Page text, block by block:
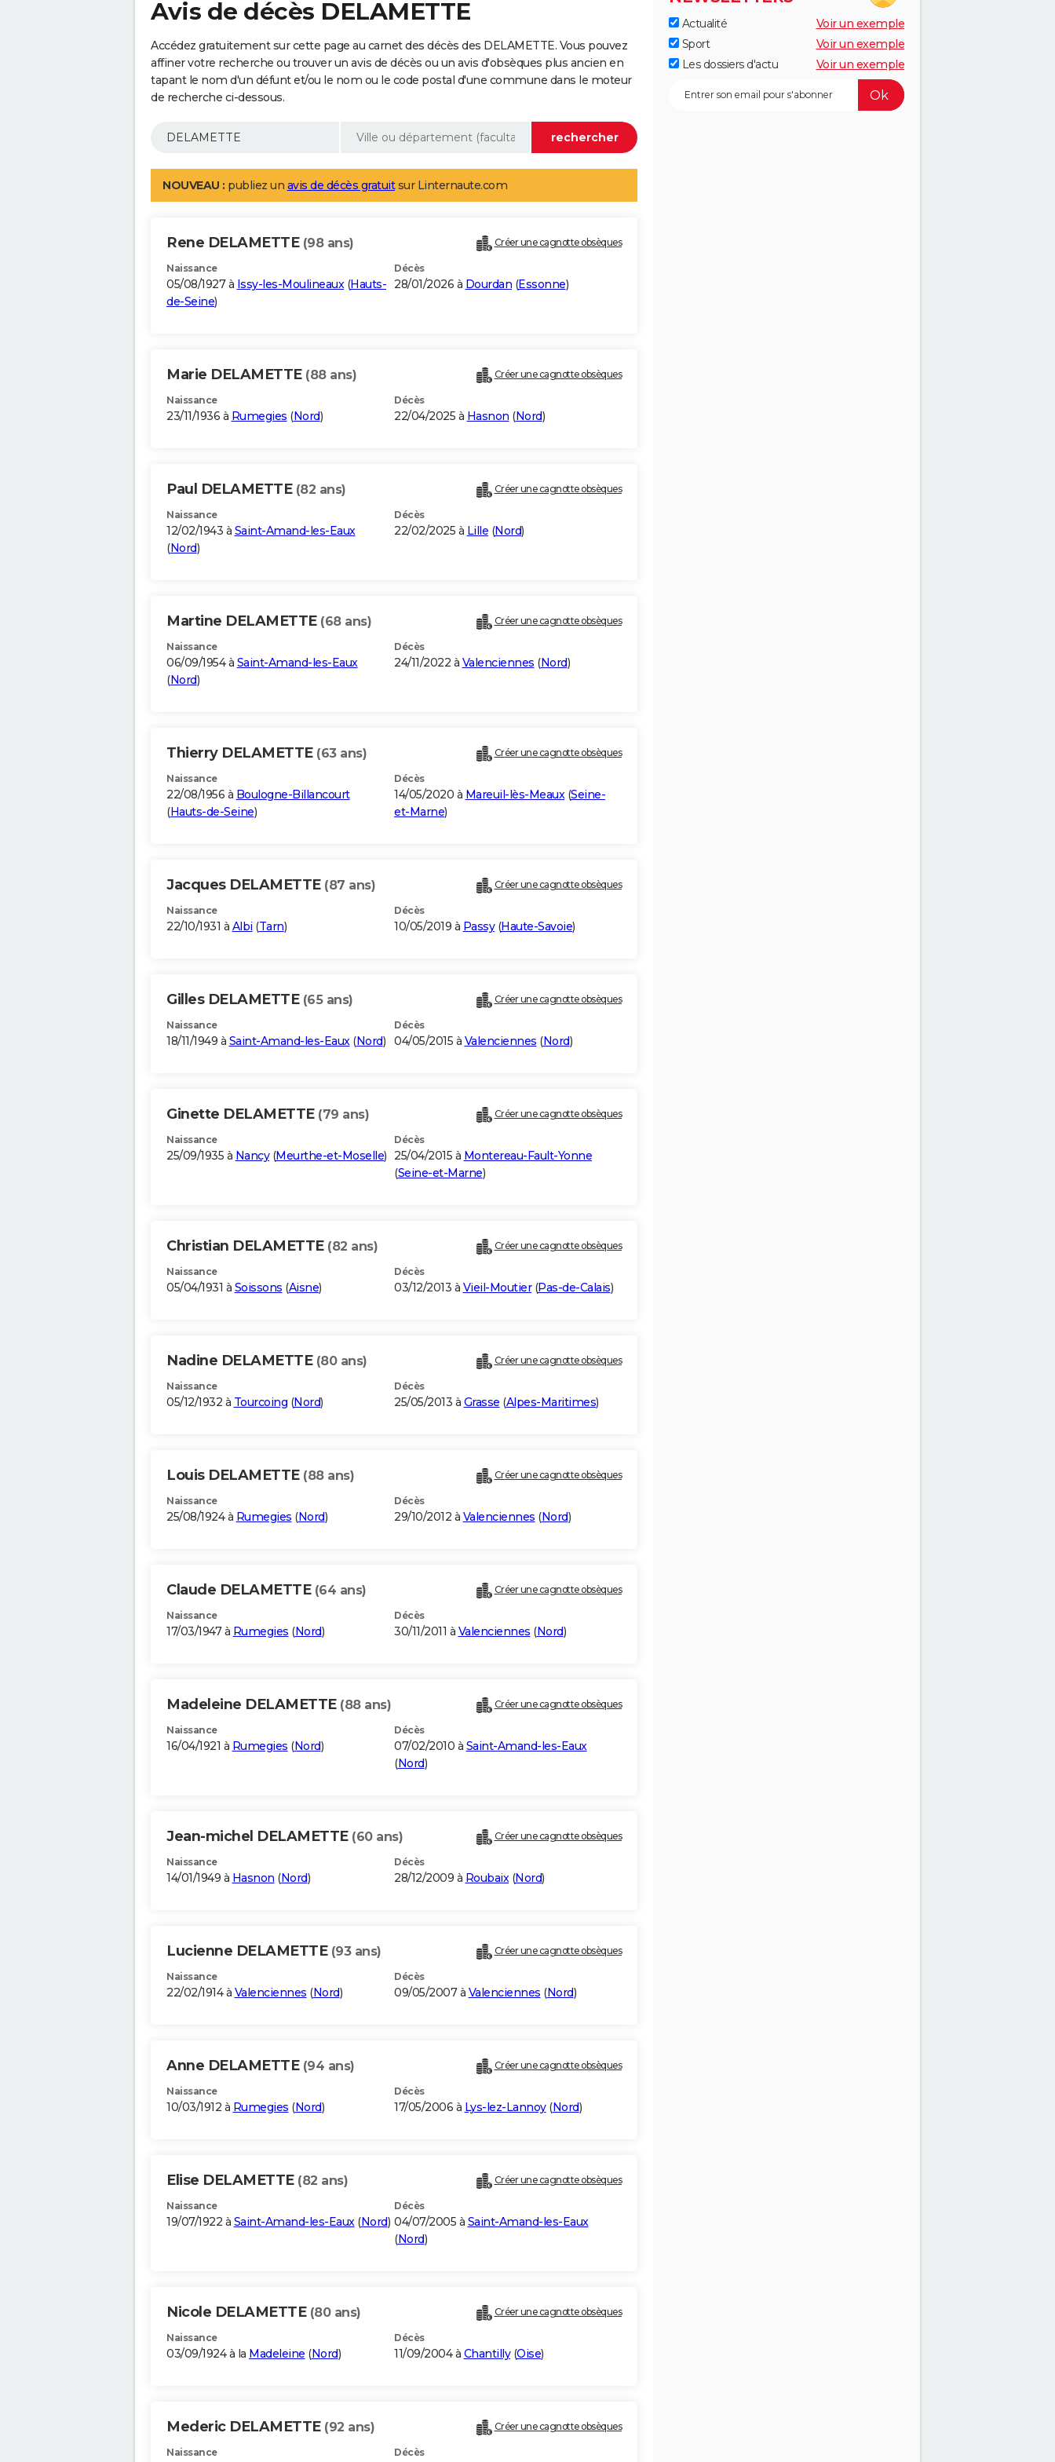
Avis de décès DELAMETTE
Accédez gratuitement sur cette page au carnet des décès des DELAMETTE. Vous pouvez
affiner votre recherche ou trouver un avis de décès ou un avis d'obsèques plus ancien en
tapant le nom d'un défunt et/ou le nom ou le code postal d'une commune dans le moteur
de recherche ci-dessous.
NOUVEAU : publiez un avis de décès gratuitsur Linternaute.com
Rene DELAMETTE (98 ans) Créer une cagnotte obsèques
Naissance
05/08/1927 à Issy-les-Moulineaux(Hauts-
de-Seine)
Décès
28/01/2026 à Dourdan (Essonne)
Marie DELAMETTE (88 ans) Créer une cagnotte obsèques
Naissance
23/11/1936 à Rumegies (Nord)
Décès
22/04/2025 à Hasnon (Nord)
Paul DELAMETTE (82 ans) Créer une cagnotte obsèques
Naissance
12/02/1943 à Saint-Amand-les-Eaux
(Nord)
Décès
22/02/2025 à Lille (Nord)
Martine DELAMETTE (68 ans) Créer une cagnotte obsèques
Naissance
06/09/1954 à Saint-Amand-les-Eaux
(Nord)
Décès
24/11/2022 à Valenciennes (Nord)
Thierry DELAMETTE (63 ans) Créer une cagnotte obsèques
Naissance
22/08/1956 à Boulogne-Billancourt
(Hauts-de-Seine)
Décès
14/05/2020 à Mareuil-lès-Meaux(Seine-
et-Marne)
Jacques DELAMETTE (87 ans) Créer une cagnotte obsèques
Naissance
22/10/1931 à Albi (Tarn)
Décès
10/05/2019 à Passy(Haute-Savoie)
Gilles DELAMETTE (65 ans) Créer une cagnotte obsèques
Naissance
18/11/1949 à Saint-Amand-les-Eaux(Nord)
Décès
04/05/2015 à Valenciennes (Nord)
Ginette DELAMETTE (79 ans) Créer une cagnotte obsèques
Naissance
25/09/1935 à Nancy(Meurthe-et-Moselle)
Décès
25/04/2015 à Montereau-Fault-Yonne
(Seine-et-Marne)
Christian DELAMETTE (82 ans) Créer une cagnotte obsèques
Naissance
05/04/1931 à Soissons (Aisne)
Décès
03/12/2013 à Vieil-Moutier(Pas-de-Calais)
Nadine DELAMETTE (80 ans) Créer une cagnotte obsèques
Naissance
05/12/1932 à Tourcoing (Nord)
Décès
25/05/2013 à Grasse (Alpes-Maritimes)
Louis DELAMETTE (88 ans) Créer une cagnotte obsèques
Naissance
25/08/1924 à Rumegies (Nord)
Décès
29/10/2012 à Valenciennes (Nord)
Claude DELAMETTE (64 ans) Créer une cagnotte obsèques
Naissance
17/03/1947 à Rumegies (Nord)
Décès
30/11/2011 à Valenciennes (Nord)
Madeleine DELAMETTE (88 ans) Créer une cagnotte obsèques
Naissance
16/04/1921 à Rumegies (Nord)
Décès
07/02/2010 à Saint-Amand-les-Eaux
(Nord)
Jean-michel DELAMETTE (60 ans) Créer une cagnotte obsèques
Naissance
14/01/1949 à Hasnon (Nord)
Décès
28/12/2009 à Roubaix(Nord)
Lucienne DELAMETTE (93 ans) Créer une cagnotte obsèques
Naissance
22/02/1914 à Valenciennes (Nord)
Décès
09/05/2007 à Valenciennes (Nord)
Anne DELAMETTE (94 ans) Créer une cagnotte obsèques
Naissance
10/03/1912 à Rumegies (Nord)
Décès
17/05/2006 à Lys-lez-Lannoy(Nord)
Elise DELAMETTE (82 ans) Créer une cagnotte obsèques
Naissance
19/07/1922 à Saint-Amand-les-Eaux(Nord)
Décès
04/07/2005 à Saint-Amand-les-Eaux
(Nord)
Nicole DELAMETTE (80 ans) Créer une cagnotte obsèques
Naissance
03/09/1924 à la Madeleine (Nord)
Décès
11/09/2004 à Chantilly(Oise)
Mederic DELAMETTE (92 ans) Créer une cagnotte obsèques
Naissance Décès
Actualité
Voir un exemple
Sport
Voir un exemple
Les dossiers d'actu
Voir un exemple